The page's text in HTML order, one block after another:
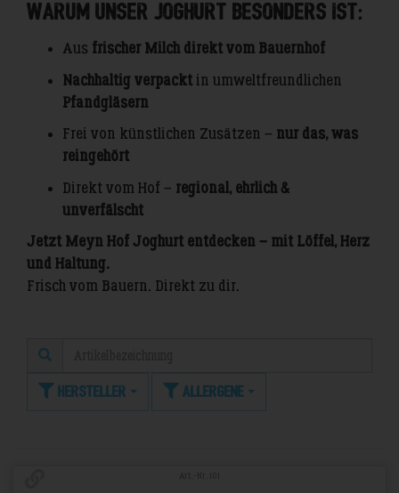
Warum unser Joghurt besonders ist:
Aus frischer Milch direkt vom Bauernhof
Nachhaltig verpackt in umweltfreundlichen
Pfandgläsern
Frei von künstlichen Zusätzen – nur das, was
reingehört
Direkt vom Hof – regional, ehrlich &
unverfälscht
Jetzt Meyn Hof Joghurt entdecken – mit Löffel, Herz
und Haltung.
Frisch vom Bauern. Direkt zu dir.
Hersteller Allergene